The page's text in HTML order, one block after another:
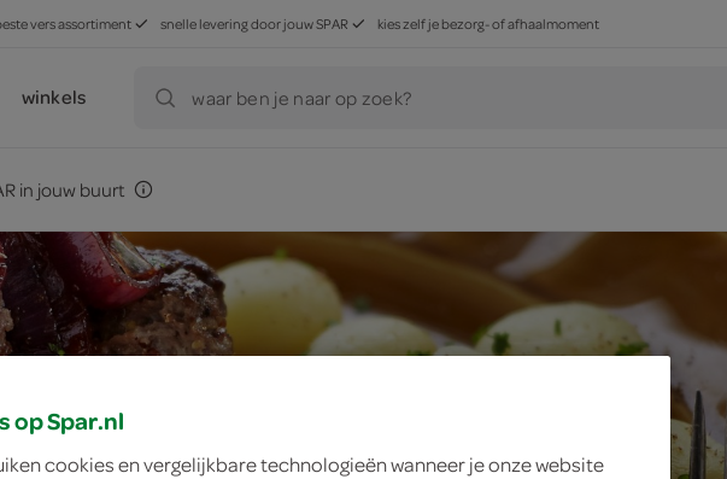
vers assortiment snelle levering door jouw SPAR kies zelf je bezorg- of afhaalmoment
winkels waar ben je naar op zoek?
in jouw buurt
op Spar.nl
cookies en vergelijkbare technologieën wanneer je onze website